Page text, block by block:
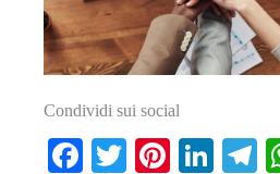
Condividi sui social
Fa T
Pi
Li